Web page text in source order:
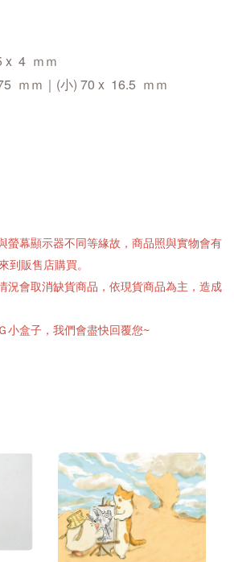
x 4 ｍｍ
ｍｍ ｜(小) 70 x 16.5 ｍｍ
螢幕顯示器不同等緣故，商品照與實物會有
到販售店購買。
況會取消缺貨商品，依現貨商品為主，造成
小盒子，我們會盡快回覆您~